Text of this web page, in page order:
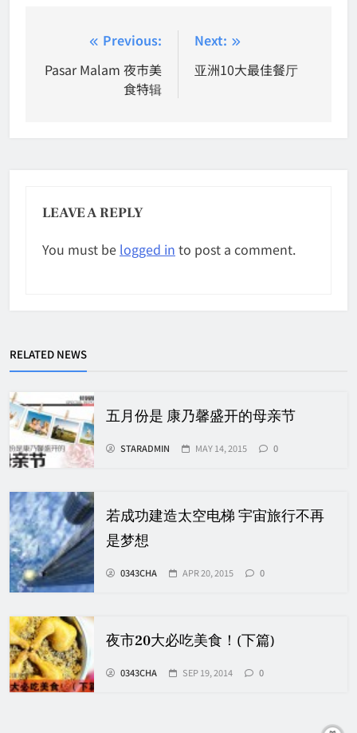
navigation
Previous:
Pasar Malam 夜市美
食特辑
Next:
亚洲10大最佳餐厅
LEAVE A REPLY
You must be logged in to post a comment.
RELATED NEWS
五月份是 康乃馨盛开的母亲节
STARADMIN MAY 14, 2015 0
若成功建造太空电梯 宇宙旅行不再
是梦想
0343CHA APR 20, 2015 0
夜市20大必吃美食！(下篇)
0343CHA SEP 19, 2014 0